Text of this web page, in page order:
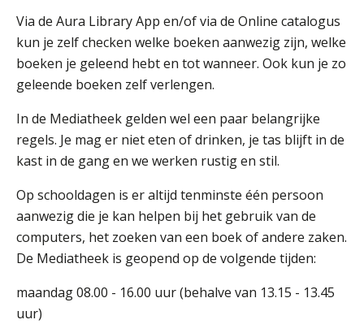
WELKOM
ZOEKEN ELO MAGISTER AURA
Via de Aura Library App en/of via de Online catalogus
kun je zelf checken welke boeken aanwezig zijn, welke
boeken je geleend hebt en tot wanneer. Ook kun je zo
geleende boeken zelf verlengen.
In de Mediatheek gelden wel een paar belangrijke
regels. Je mag er niet eten of drinken, je tas blijft in de
kast in de gang en we werken rustig en stil.
Op schooldagen is er altijd tenminste één persoon
aanwezig die je kan helpen bij het gebruik van de
computers, het zoeken van een boek of andere zaken.
De Mediatheek is geopend op de volgende tijden:
maandag 08.00 - 16.00 uur (behalve van 13.15 - 13.45
uur)